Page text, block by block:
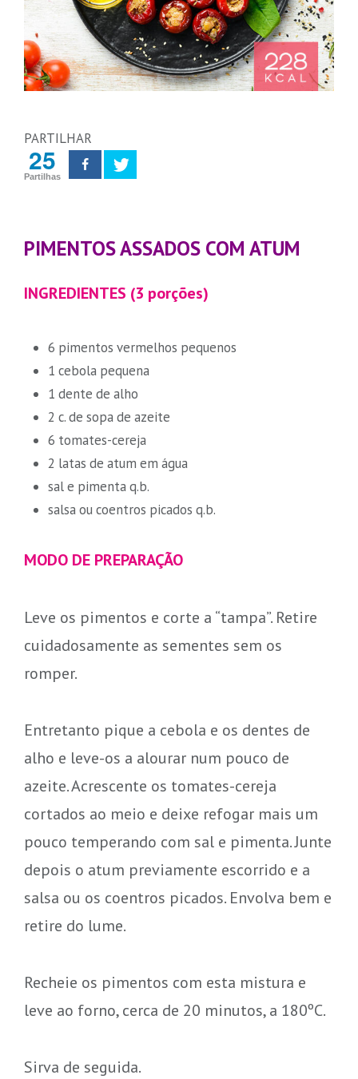
PARTILHAR
25
Partilhas
PIMENTOS ASSADOS COM ATUM
INGREDIENTES (3 porções)
6 pimentos vermelhos pequenos
1 cebola pequena
1 dente de alho
2 c. de sopa de azeite
6 tomates-cereja
2 latas de atum em água
sal e pimenta q.b.
salsa ou coentros picados q.b.
MODO DE PREPARAÇÃO
Leve os pimentos e corte a “tampa”. Retire
cuidadosamente as sementes sem os
romper.
Entretanto pique a cebola e os dentes de
alho e leve-os a alourar num pouco de
azeite. Acrescente os tomates-cereja
cortados ao meio e deixe refogar mais um
pouco temperando com sal e pimenta. Junte
depois o atum previamente escorrido e a
salsa ou os coentros picados. Envolva bem e
retire do lume.
Recheie os pimentos com esta mistura e
leve ao forno, cerca de 20 minutos, a 180ºC.
Sirva de seguida.